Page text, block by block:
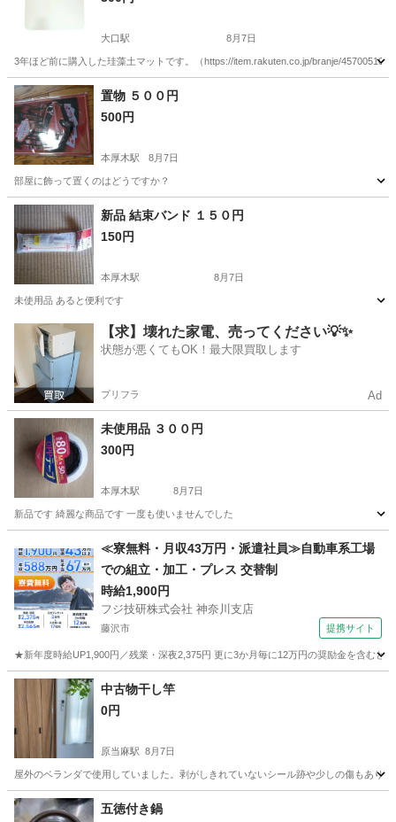
大口駅 8月7日
3年ほど前に購入した珪藻土マットです。（https://item.rakuten.co.jp/branje/
神奈川 横浜市 大口駅 家庭用品
置物 ５００円
500円
本厚木駅 8月7日
部屋に飾って置くのはどうですか？
神奈川 厚木市 本厚木駅 その他 置物
新品 結束バンド １５０円
150円
本厚木駅 8月7日
未使用品 あると便利です
神奈川 本厚木駅 その他 結束バンド
【求】壊れた家電、売ってください💡✨
状態が悪くてもOK！最大限買取します
プリフラ Ad
未使用品 ３００円
300円
本厚木駅 8月7日
新品です 綺麗な商品です 一度も使いませんでした
本厚木駅 生活雑貨 商品
≪寮無料・月収43万円・派遣社員≫自動車系工場
での組立・加工・プレス 交替制
時給1,900円
フジ技研株式会社 神奈川支店
藤沢市 提携サイト
★新年度時給UP1,900円／残業・深夜2,375円 更に3か月毎に12万円の奨励金を含む
神奈川 藤沢市 その他
中古物干し竿
0円
原当麻駅 8月7日
屋外のベランダで使用していました。剥がしきれていないシール跡や少しの傷もあり
神奈川 相模原市 原当麻駅
五徳付き鍋